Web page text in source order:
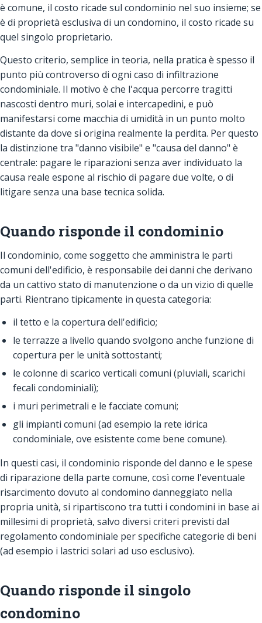
è comune, il costo ricade sul condominio nel suo insieme; se
è di proprietà esclusiva di un condomino, il costo ricade su
quel singolo proprietario.
Questo criterio, semplice in teoria, nella pratica è spesso il
punto più controverso di ogni caso di infiltrazione
condominiale. Il motivo è che l'acqua percorre tragitti
nascosti dentro muri, solai e intercapedini, e può
manifestarsi come macchia di umidità in un punto molto
distante da dove si origina realmente la perdita. Per questo
la distinzione tra "danno visibile" e "causa del danno" è
centrale: pagare le riparazioni senza aver individuato la
causa reale espone al rischio di pagare due volte, o di
litigare senza una base tecnica solida.
Quando risponde il condominio
Il condominio, come soggetto che amministra le parti
comuni dell'edificio, è responsabile dei danni che derivano
da un cattivo stato di manutenzione o da un vizio di quelle
parti. Rientrano tipicamente in questa categoria:
il tetto e la copertura dell'edificio;
le terrazze a livello quando svolgono anche funzione di
copertura per le unità sottostanti;
le colonne di scarico verticali comuni (pluviali, scarichi
fecali condominiali);
i muri perimetrali e le facciate comuni;
gli impianti comuni (ad esempio la rete idrica
condominiale, ove esistente come bene comune).
In questi casi, il condominio risponde del danno e le spese
di riparazione della parte comune, così come l'eventuale
risarcimento dovuto al condomino danneggiato nella
propria unità, si ripartiscono tra tutti i condomini in base ai
millesimi di proprietà, salvo diversi criteri previsti dal
regolamento condominiale per specifiche categorie di beni
(ad esempio i lastrici solari ad uso esclusivo).
Quando risponde il singolo
condomino